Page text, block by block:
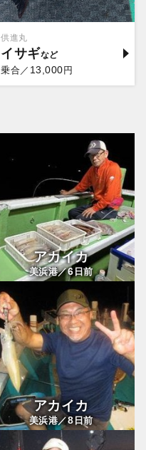
供進丸
イサギ
乗合／ 13,000円
アカイカ
美浜港／6 日前
アカイカ
美浜港／8 日前